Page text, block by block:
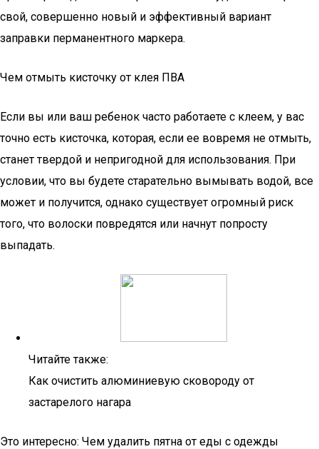
свой, совершенно новый и эффективный вариант
заправки перманентного маркера.
Чем отмыть кисточку от клея ПВА
Если вы или ваш ребенок часто работаете с клеем, у вас
точно есть кисточка, которая, если ее вовремя не отмыть,
станет твердой и непригодной для использования. При
условии, что вы будете старательно вымывать водой, все
может и получится, однако существует огромный риск
того, что волоски повредятся или начнут попросту
выпадать.
Читайте также:
Как очистить алюминиевую сковороду от
застарелого нагара
Это интересно: Чем удалить пятна от еды с одежды